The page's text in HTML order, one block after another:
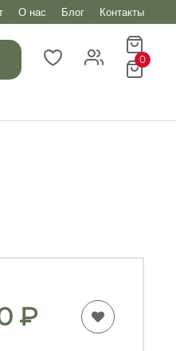
О нас Блог Контакты
0
₽